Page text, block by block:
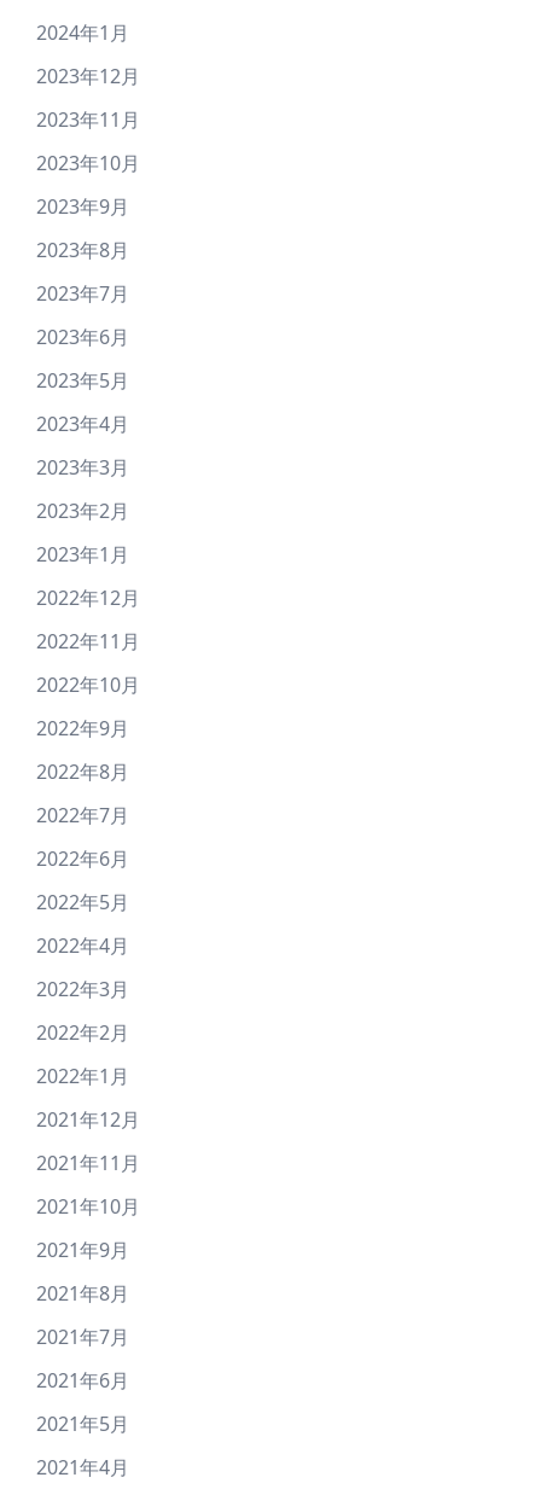
2024年1月
2023年12月
2023年11月
2023年10月
2023年9月
2023年8月
2023年7月
2023年6月
2023年5月
2023年4月
2023年3月
2023年2月
2023年1月
2022年12月
2022年11月
2022年10月
2022年9月
2022年8月
2022年7月
2022年6月
2022年5月
2022年4月
2022年3月
2022年2月
2022年1月
2021年12月
2021年11月
2021年10月
2021年9月
2021年8月
2021年7月
2021年6月
2021年5月
2021年4月